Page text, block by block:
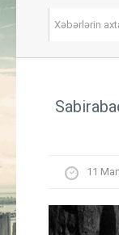
11